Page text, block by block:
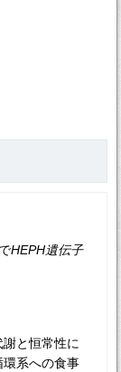
HEPH遺伝子
と恒常性に
系への食事